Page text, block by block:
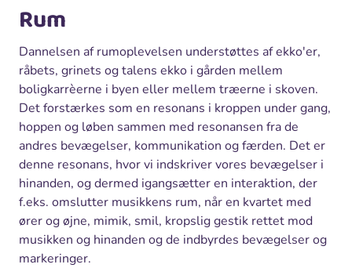
Rum
Dannelsen af rumoplevelsen understøttes af ekko'er,
råbets, grinets og talens ekko i gården mellem
boligkarrèerne i byen eller mellem træerne i skoven.
Det forstærkes som en resonans i kroppen under gang,
hoppen og løben sammen med resonansen fra de
andres bevægelser, kommunikation og færden. Det er
denne resonans, hvor vi indskriver vores bevægelser i
hinanden, og dermed igangsætter en interaktion, der
f.eks. omslutter musikkens rum, når en kvartet med
ører og øjne, mimik, smil, kropslig gestik rettet mod
musikken og hinanden og de indbyrdes bevægelser og
markeringer.